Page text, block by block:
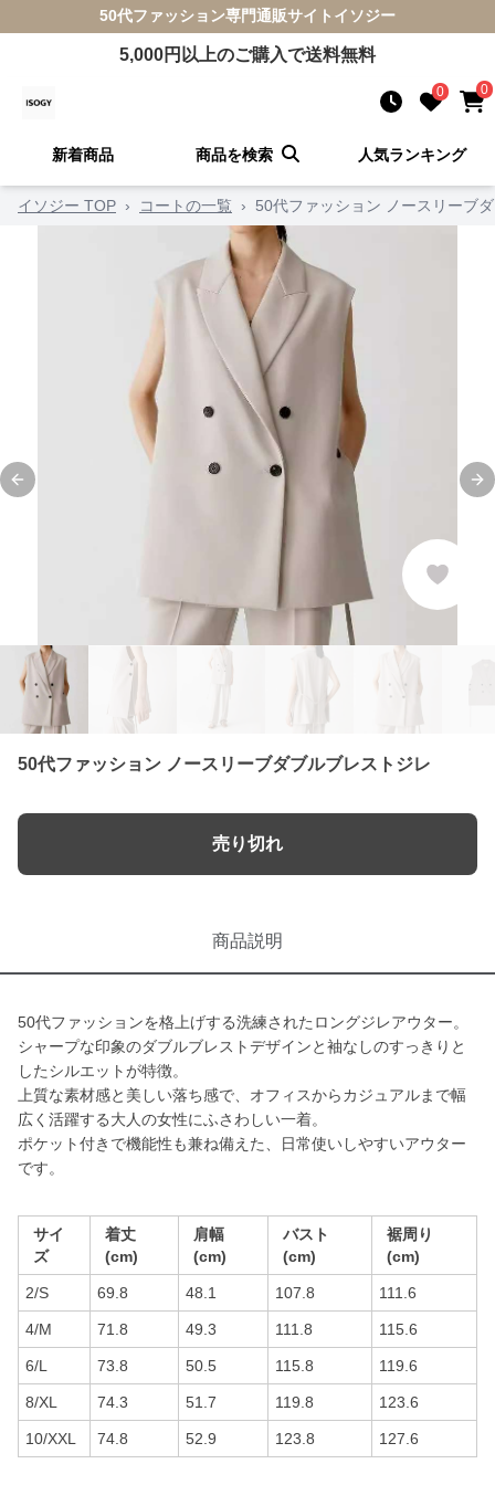
50代ファッション専門通販サイト イソジー
5,000円以上のご購入で送料無料
0 0
新着商品 商品を検索 人気ランキング
イソジー TOP › コートの一覧 › 50代ファッション ノースリーブ
Previous slide
50代ファッション ノースリーブダブルブレストジレ
売り切れ
商品説明
50代ファッションを格上げする洗練されたロングジレアウター。
シャープな印象のダブルブレストデザインと袖なしのすっきりと
したシルエットが特徴。
上質な素材感と美しい落ち感で、オフィスからカジュアルまで幅
広く活躍する大人の女性にふさわしい一着。
ポケット付きで機能性も兼ね備えた、日常使いしやすいアウター
です。
サイ
ズ
着丈
(cm)
肩幅
(cm)
バスト
(cm)
裾周り
(cm)
2/S 69.8 48.1 107.8 111.6
4/M 71.8 49.3 111.8 115.6
6/L 73.8 50.5 115.8 119.6
8/XL 74.3 51.7 119.8 123.6
10/XXL 74.8 52.9 123.8 127.6